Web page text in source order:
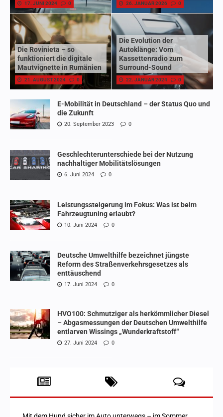
17. JUNI 2024 0 26. JANUAR 2026 0
Die Rovinieta – so
funktioniert die digitale
Mautvignette in Rumänien
21. AUGUST 2024 0
Die Evolution der
Autoklänge: Vom
Kassettenradio zum
Surround-Sound
22. JANUAR 2024 0
E-Mobilität in Deutschland – der Status Quo und
die Zukunft
20. September 2023 0
Geschlechterunterschiede bei der Nutzung
nachhaltiger Mobilitätslösungen
6. Juni 2024 0
Leistungssteigerung im Fokus: Was ist beim
Fahrzeugtuning erlaubt?
10. Juni 2024 0
Deutsche Umwelthilfe bezeichnet jüngste
Reform des Straßenverkehrsgesetzes als
enttäuschend
17. Juni 2024 0
HVO100: Schmutziger als herkömmlicher Diesel
– Abgasmessungen der Deutschen Umwelthilfe
entlarven Wissings „Wunderkraftstoff“
27. Juni 2024 0